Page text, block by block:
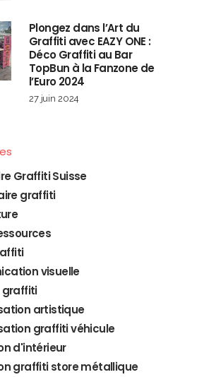
Plongez dans l’Art du
Graffiti avec EAZY ONE :
Déco Graffiti au Bar
TopBun à la Fanzone de
l’Euro 2024
27 juin 2024
Graffiti Suisse
graffiti
visuelle
graffiti
artistique
graffiti véhicule
d'intérieur
graffiti store métallique